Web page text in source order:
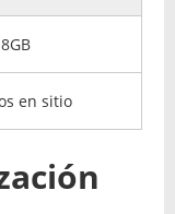
en sitio